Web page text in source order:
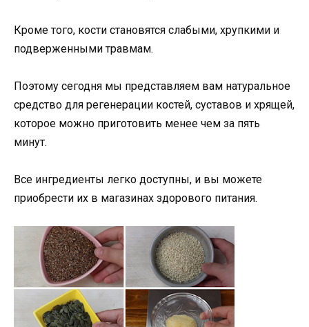
Кроме того, кости становятся слабыми, хрупкими и
подверженными травмам.
Поэтому сегодня мы представляем вам натуральное
средство для регенерации костей, суставов и хрящей,
которое можно приготовить менее чем за пять
минут.
Все ингредиенты легко доступны, и вы можете
приобрести их в магазинах здорового питания.